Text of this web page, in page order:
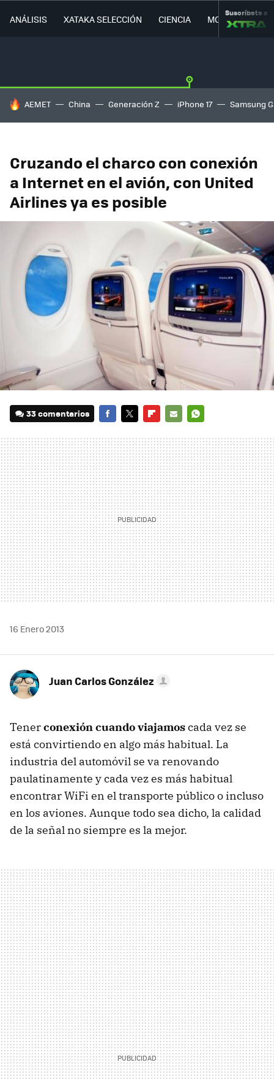
ANÁLISIS XATAKA SELECCIÓN CIENCIA MOVILIDAD
Suscríbete a
HOY SE HABLA DE
AEMET China Generación Z iPhone 17 Samsung
Cruzando el charco con conexión
a Internet en el avión, con United
Airlines ya es posible
33 comentarios
MAIL
16 Enero 2013
Juan Carlos González
Tenerconexión cuando viajamoscada vez se
está convirtiendo en algo más habitual. La
industria del automóvil se va renovando
paulatinamente y cada vez es más habitual
encontrar WiFi en el transporte público o incluso
en los aviones. Aunque todo sea dicho, la calidad
de la señal no siempre es la mejor.